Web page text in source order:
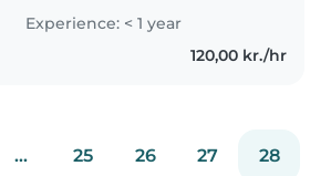
hverdag for dem. Jeg har selv
yngre søskende, som jeg ofte
har passet, så jeg har erfaring
Experience: < 1 year
120,00 kr./hr
... 25 26 27 28